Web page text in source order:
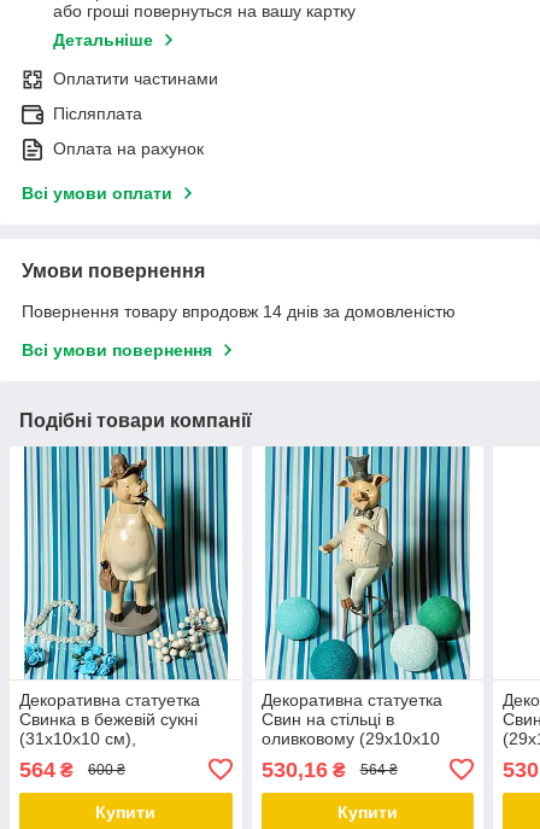
або гроші повернуться на вашу картку
Детальніше
Оплатити частинами
Післяплата
Оплата на рахунок
Всі умови оплати
Умови повернення
Повернення товару впродовж 14 днів за домовленістю
Всі умови повернення
Подібні товари компанії
Декоративна статуетка
Свинка в бежевій сукні
(31х10х10 см),
декор для дому, офісу,
кафе
564 ₴ 600 ₴
Купити
Декоративна статуетка
Свин на стільці в
оливковому (29х10х10
см), декоративна фігурка,
декор для дому, офісу,
кафе
530,16₴ 564 ₴
Купити